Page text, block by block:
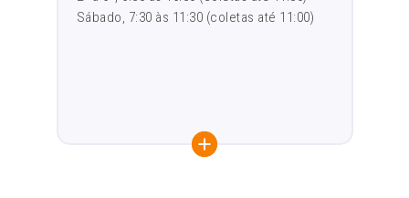
Sábado, 7:30 às 11:30 (coletas até 11:00)